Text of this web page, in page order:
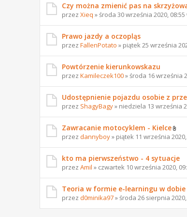
Czy można zmienić pas na
przez Xieq » środa 30 września 2020, 08:55
Prawo jazdy a oczopląs
przez FallenPotato » piątek 25 września
Powtórzenie kierunkowskazu
przez Kamileczek100» środa 16 września
Udostępnienie pojazdu osobie z
przez ShagyBagy» niedziela 13 września
Zawracanie motocyklem - Kielce
przez dannyboy» piątek 11 września
kto ma pierwszeństwo - 4 sytuacje
przez Amil » czwartek 10 września 2020,
Teoria w formie e-learningu w
przez d0minika97» środa 26 sierpnia